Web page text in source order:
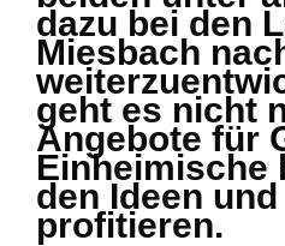
dazu bei den
Miesbach
geht es nicht
Angebote für
Einheimische
den Ideen
profitieren.